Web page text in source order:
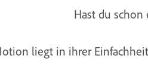
Hast du
liegt in ihrer